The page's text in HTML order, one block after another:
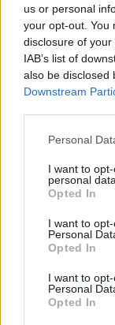
us or personal
your opt-out. You
disclosure of
IAB’s list of
also be disclosed
Downstream
Please note that
not limited to
grant or deny
use your data for
consent section.
Personal
I want to
personal data.
Opted In
I want to
Personal
Opted In
I want to
Personal
Opted In
και της
Παράλληλα θα
από το επίσημο
YouTube